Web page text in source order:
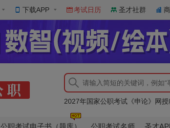
下载APP 考试日历 圣才社群
2026年北京市事业单位招聘考试题
2027年国家公职录用考试《行政
2026年北京市事业单位招聘考试题
2027年国家公职考试《申论》网授
公职考试电子书（题库） 公职考试名师 圣才